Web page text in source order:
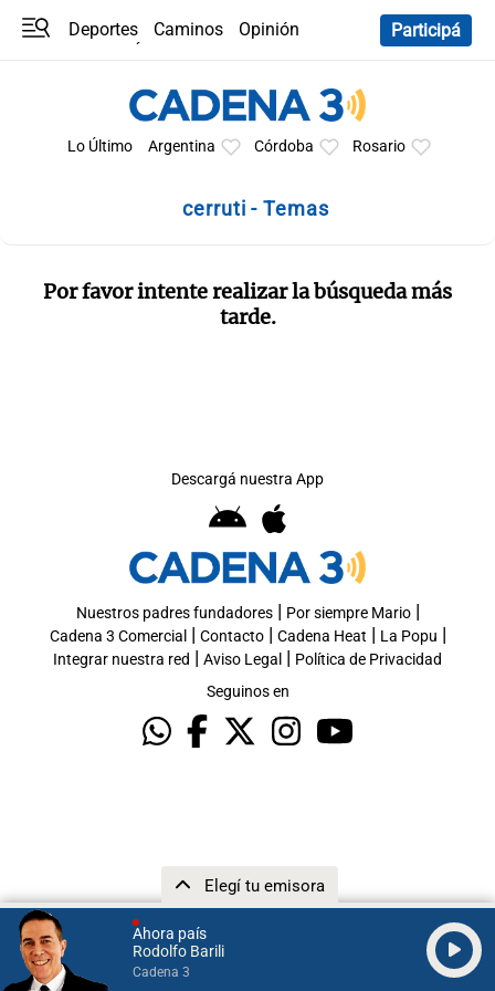
Ahora país
Rodolfo Barili
Cadena 3
Elegí tu emisora
Deportes Caminos
Opinión
Participá
Lo Último Argentina Córdoba Rosario
cerruti - Temas
Por favor intente realizar la búsqueda más
tarde.
Descargá nuestra App
Nuestros padres fundadores| Por siempre Mario|
Cadena 3 Comercial | Contacto| Cadena Heat | La Popu |
Integrar nuestra red | Aviso Legal | Política de Privacidad
Seguinos en